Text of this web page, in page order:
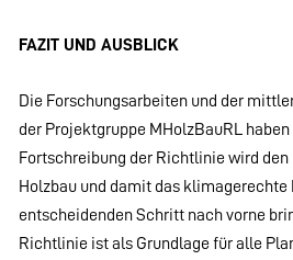
FAZIT UND AUSBLICK
Die Forschungsarbeiten und der
der Projektgruppe MHolzBauRL
Fortschreibung der Richtlinie wird
Holzbau und damit das klimagerechte
entscheidenden Schritt nach vorne
Richtlinie ist als Grundlage für alle